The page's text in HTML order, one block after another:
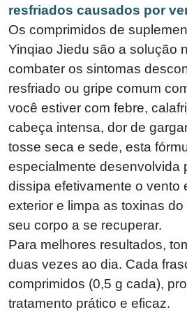
resfriados causados ​​por
Os comprimidos de
Yinqiao Jiedu são a solução
combater os sintomas
resfriado ou gripe comum
você estiver com febre,
cabeça intensa, dor de
tosse seca e sede, esta
especialmente desenvolvida
dissipa efetivamente o vento
exterior e limpa as toxinas
seu corpo a se recuperar.
Para melhores resultados,
duas vezes ao dia. Cada
comprimidos (0,5 g cada),
tratamento prático e eficaz.